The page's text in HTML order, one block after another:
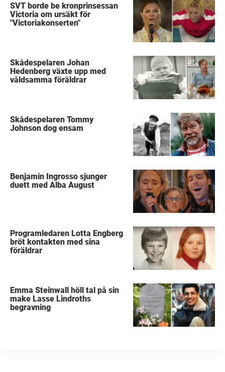
SVT borde be kronprinsessan
Victoria om ursäkt för
"Victoriakonserten"
Skådespelaren Johan
Hedenberg växte upp med
våldsamma föräldrar
Skådespelaren Tommy
Johnson dog ensam
Benjamin Ingrosso sjunger
duett med Alba August
Programledaren Lotta Engberg
bröt kontakten med sina
föräldrar
Emma Steinwall höll tal på sin
make Lasse Lindroths
begravning